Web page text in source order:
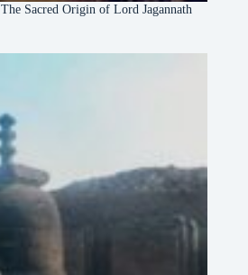
Sacred Origin of Lord Jagannath